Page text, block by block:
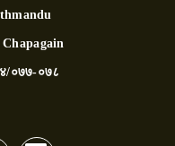
०७७-०७८